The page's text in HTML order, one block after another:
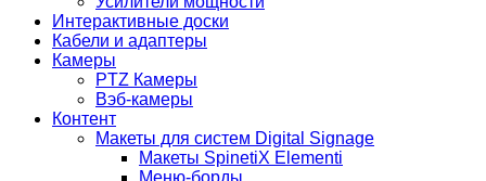
Интерактивные доски
Кабели и адаптеры
Камеры
PTZ Камеры
Вэб-камеры
Контент
Макеты для систем Digital Signage
Макеты SpinetiX Elementi
Меню-борды